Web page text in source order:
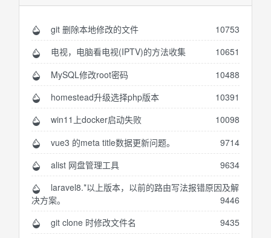
git 删除本地修改的文件
10753
电视，电脑看电视(IPTV)的方法收集
10651
MySQL修改root密码
10488
homestead升级选择php版本
10391
win11上docker启动失败
10098
vue3 的meta title数据更新问题。
9714
alist 网盘管理工具
9634
laravel8.*以上版本，以前的路由写法报错原因及解
决方案。
9446
git clone 时修改文件名
9435